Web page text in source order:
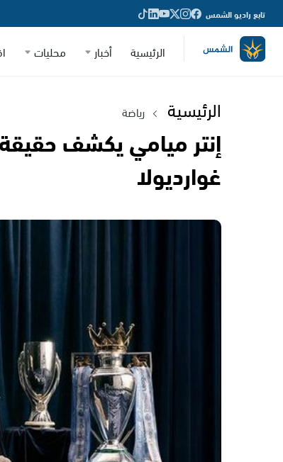
تابع راديو الشمس
الرئيسية أخبار محليات
الرئيسية رياضة
إنتر ميامي يكشف
غوارديولا